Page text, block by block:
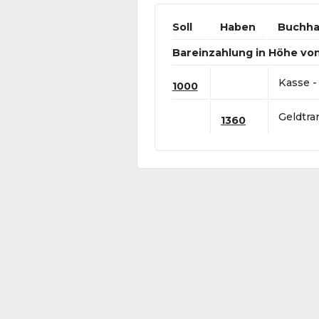
Soll Haben
Bareinzahlung in Höhe
1000 Kasse
1360